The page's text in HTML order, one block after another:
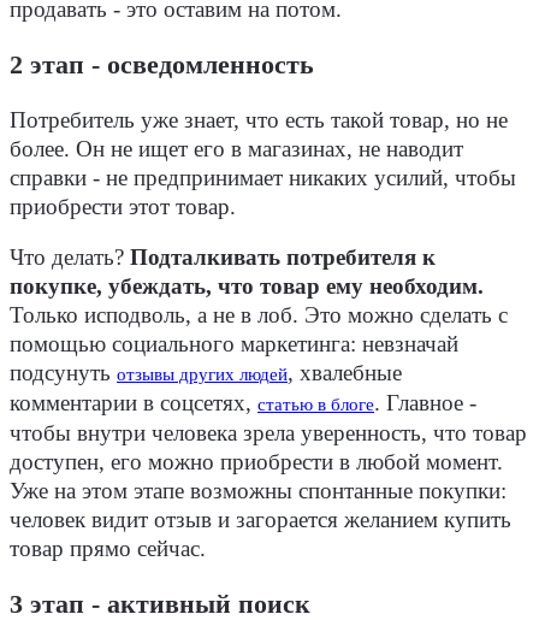
продавать - это оставим на потом.
2 этап - осведомленность
Потребитель уже знает, что есть такой товар, но не
более. Он не ищет его в магазинах, не наводит
справки - не предпринимает никаких усилий, чтобы
приобрести этот товар.
Что делать? Подталкивать потребителя к
покупке, убеждать, что товар ему необходим.
Только исподволь, а не в лоб. Это можно сделать с
помощью социального маркетинга: невзначай
подсунуть отзывы других людей, хвалебные
комментарии в соцсетях, статью в блоге. Главное -
чтобы внутри человека зрела уверенность, что товар
доступен, его можно приобрести в любой момент.
Уже на этом этапе возможны спонтанные покупки:
человек видит отзыв и загорается желанием купить
товар прямо сейчас.
3 этап - активный поиск